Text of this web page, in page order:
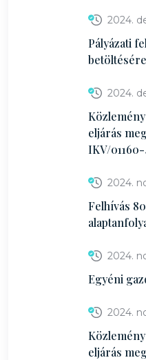
2024.
Pályázati
betöltésére
2024.
eljárás
IKV/
2024.
Felhívás
2024.
Egyéni
2024.
eljárás